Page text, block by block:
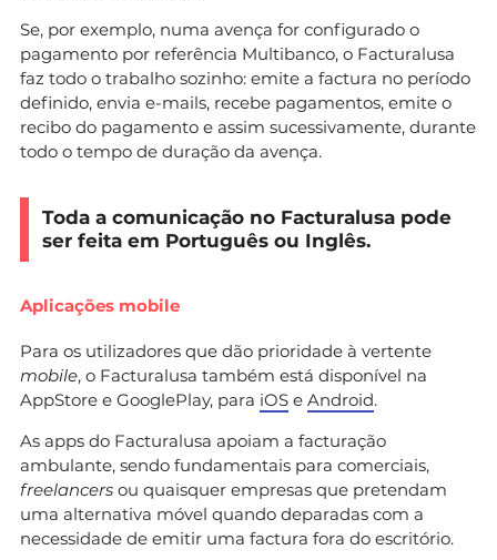
Se, por exemplo, numa avença for configurado o
pagamento por referência Multibanco, o Facturalusa
faz todo o trabalho sozinho: emite a factura no período
definido, envia e-mails, recebe pagamentos, emite o
recibo do pagamento e assim sucessivamente, durante
todo o tempo de duração da avença.
Toda a comunicação no Facturalusa pode
ser feita em Português ou Inglês.
Aplicações mobile
Para os utilizadores que dão prioridade à vertente
mobile, o Facturalusa também está disponível na
AppStore e GooglePlay, para iOS e Android.
As apps do Facturalusa apoiam a facturação
ambulante, sendo fundamentais para comerciais,
freelancers ou quaisquer empresas que pretendam
uma alternativa móvel quando deparadas com a
necessidade de emitir uma factura fora do escritório.